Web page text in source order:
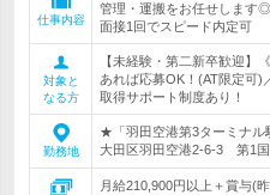
仕事内容
管理・運搬をお任せします
面接1回でスピード内定可
対象と
なる方
【未経験・第二新卒歓迎】
あれば応募OK！(AT限定可
取得サポート制度あり！
勤務地
★「羽田空港第3ターミナ
大田区羽田空港2-6-3 第1国
月給210,900円以上＋賞与(